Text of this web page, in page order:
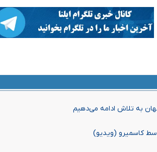
به تلاش ادامه می‌دهیم
کاسمیرو (ویدیو)